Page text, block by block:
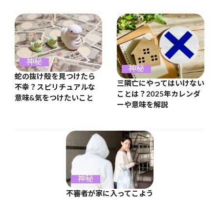
神秘
蛇の抜け殻を見つけたら
不幸？スピリチュアルな
意味&気をつけたいこと
神秘
三隣亡にやってはいけない
ことは？2025年カレンダ
ーや意味を解説
神秘
不審者が家に入ってこよう